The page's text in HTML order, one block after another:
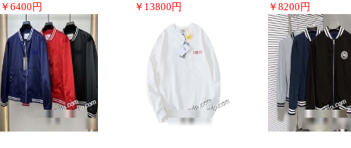
￥ 6400 円 ￥ 13800 円 ￥ 8200 円